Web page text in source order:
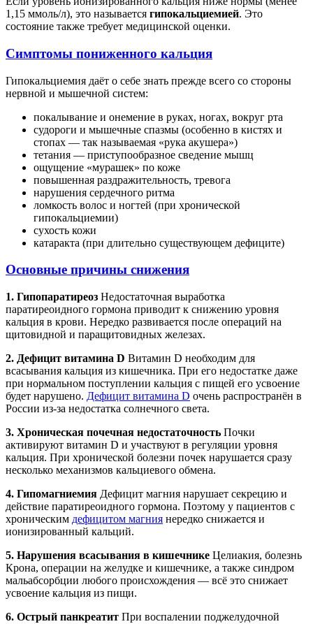
1,15 ммоль/л), это называется гипокальциемией. Это
состояние также требует медицинской оценки.
Симптомы пониженного кальция
Гипокальциемия даёт о себе знать прежде всего со стороны
нервной и мышечной систем:
покалывание и онемение в руках, ногах, вокруг рта
судороги и мышечные спазмы (особенно в кистях и
стопах — так называемая «рука акушера»)
тетания — приступообразное сведение мышц
ощущение «мурашек» по коже
повышенная раздражительность, тревога
нарушения сердечного ритма
ломкость волос и ногтей (при хронической
гипокальциемии)
сухость кожи
катаракта (при длительно существующем дефиците)
Основные причины снижения
1. Гипопаратиреоз Недостаточная выработка
паратиреоидного гормона приводит к снижению уровня
кальция в крови. Нередко развивается после операций на
щитовидной и паращитовидных железах.
2. Дефицит витамина D Витамин D необходим для
всасывания кальция из кишечника. При его недостатке даже
при нормальном поступлении кальция с пищей его усвоение
будет нарушено. Дефицит витамина D очень распространён в
России из-за недостатка солнечного света.
3. Хроническая почечная недостаточность Почки
активируют витамин D и участвуют в регуляции уровня
кальция. При хронической болезни почек нарушается сразу
несколько механизмов кальциевого обмена.
4. Гипомагниемия Дефицит магния нарушает секрецию и
действие паратиреоидного гормона. Поэтому у пациентов с
хроническим дефицитом магния нередко снижается и
ионизированный кальций.
5. Нарушения всасывания в кишечнике Целиакия, болезнь
Крона, операции на желудке и кишечнике, а также синдром
мальабсорбции любого происхождения — всё это снижает
усвоение кальция из пищи.
6. Острый панкреатит При воспалении поджелудочной